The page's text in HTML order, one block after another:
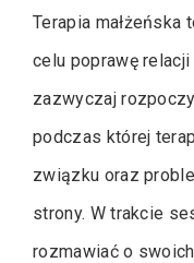
Terapia małżeńska
celu poprawę
zazwyczaj
podczas której
związku oraz
strony. W trakcie
rozmawiać o